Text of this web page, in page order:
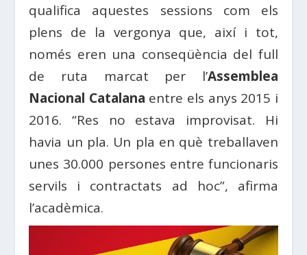
qualifica aquestes sessions com els
plens de la vergonya que, així i tot,
només eren una conseqüència del full
de ruta marcat per l’Assemblea
Nacional Catalana entre els anys 2015 i
2016. “Res no estava improvisat. Hi
havia un pla. Un pla en què treballaven
unes 30.000 persones entre funcionaris
servils i contractats ad hoc”, afirma
l’acadèmica.